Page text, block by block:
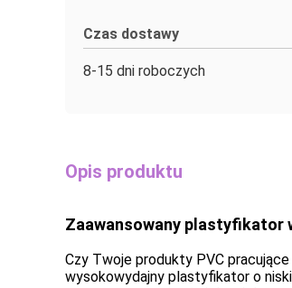
Czas dostawy
8-15 dni roboczych
Opis produktu
Zaawansowany plastyfikator
Czy Twoje produkty PVC
wysokowydajny plastyfikator o